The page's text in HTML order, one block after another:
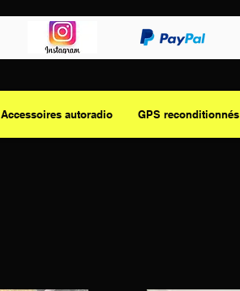
Accessoires autoradio GPS reconditionnés